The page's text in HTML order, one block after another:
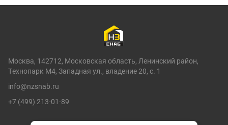
Москва, 142712, Московская область, Ленинский район,
Технопарк М4, Западная ул., владение 20, с. 1
info@nzsnab.ru
+7 (499) 213-01-89